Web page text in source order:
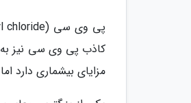
کاذب پی وی سی نیز به
مزایای بیشماری دارد